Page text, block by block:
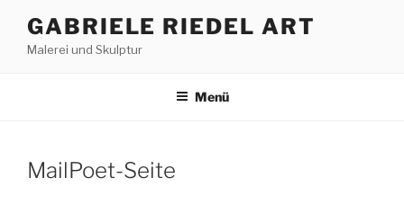
Inhalt
springen
GABRIELE RIEDEL ART
Malerei und Skulptur
Menü
MailPoet-Seite